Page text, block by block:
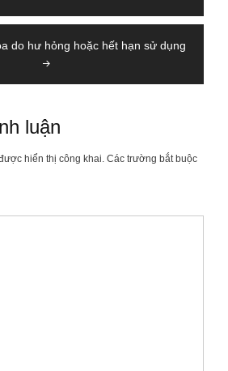
do hư hỏng hoặc hết hạn sử dụng
luận
hiển thị công khai. Các trường bắt buộc